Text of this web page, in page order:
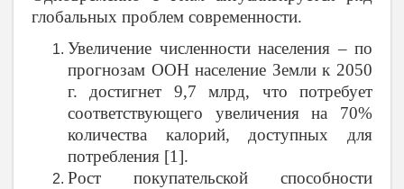
глобальных проблем современности.
Увеличение численности населения – по
прогнозам ООН население Земли к 2050
г. достигнет 9,7 млрд, что потребует
соответствующего увеличения на 70%
количества калорий, доступных для
потребления [1].
Рост покупательской способности